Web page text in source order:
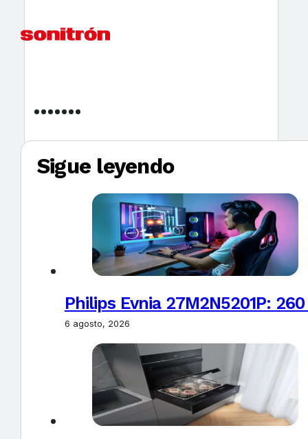
Sigue leyendo
Philips Evnia 27M2N5201P:
6 agosto, 2026